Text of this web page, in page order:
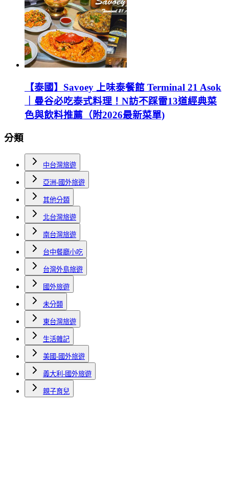
【泰國】Savoey 上味泰餐館 Terminal 21 Asok
｜曼谷必吃泰式料理！N訪不踩雷13道經典菜
色與飲料推薦（附2026最新菜單)
分類
中台灣旅遊
亞洲-國外旅遊
其他分類
北台灣旅遊
南台灣旅遊
台中餐廳小吃
台灣外島旅遊
國外旅遊
未分類
東台灣旅遊
生活雜記
美國-國外旅遊
義大利-國外旅遊
親子育兒